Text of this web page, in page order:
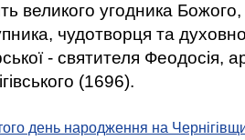
великого угодника
чудотворця та
- святителя Феодосія,
(1696).
день народження на